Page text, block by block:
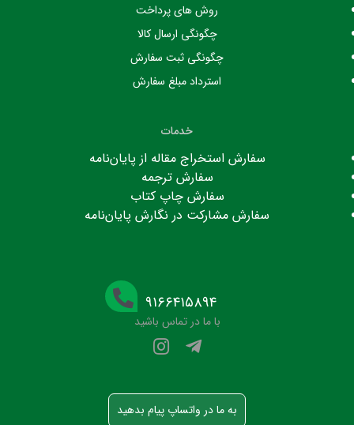
روش های پرداخت
چگونگی ارسال کالا
چگونگی ثبت سفارش
استرداد مبلغ سفارش
خدمات
سفارش استخراج مقاله از پایان‌نامه
سفارش ترجمه
سفارش چاپ کتاب
سفارش مشارکت در نگارش پایان‌نامه
۹۱۶۶۴۱۵۸۹۴
با ما در تماس باشید
به ما در واتساپ پیام بدهید